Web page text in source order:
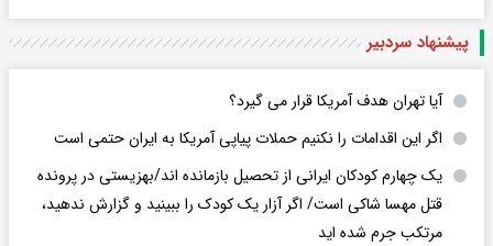
پیشنهاد سردبیر
آیا تهران هدف آمریکا قرار می گیرد؟
اگر این اقدامات را نکنیم حملات پیاپی آمریکا به ایران حتمی است
یک چهارم کودکان ایرانی از تحصیل بازمانده اند/بهزیستی در پرونده
قتل مهسا شاکی است/ اگر آزار یک کودک را ببینید و گزارش ندهید،
مرتکب جرم شده اید